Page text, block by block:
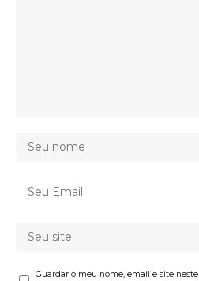
Guardar o meu nome, email e site